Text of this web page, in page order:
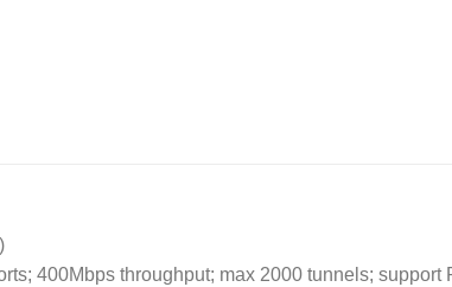
400Mbps throughput; max 2000 tunnels; support